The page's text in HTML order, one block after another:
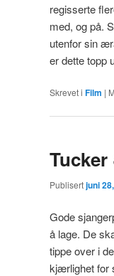
regisserte
med, og på.
utenfor sin
er dette topp
Skrevet i Film |
Tucker
Publisertjuni
Gode
å lage. De
tippe over i
kjærlighet for